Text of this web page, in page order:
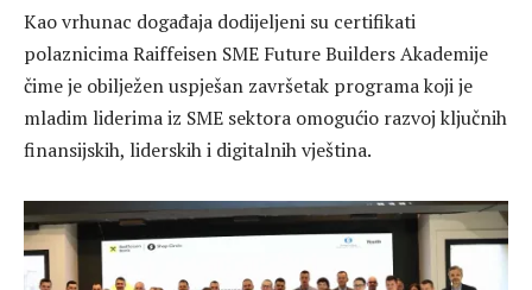
Kao vrhunac događaja dodijeljeni su certifikati
polaznicima Raiffeisen SME Future Builders Akademije
čime je obilježen uspješan završetak programa koji je
mladim liderima iz SME sektora omogućio razvoj ključnih
finansijskih, liderskih i digitalnih vještina.